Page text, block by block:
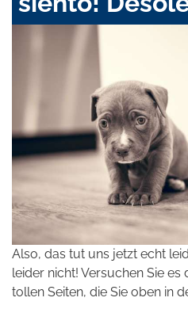
Also, das tut uns jetzt echt
leider nicht! Versuchen Sie
tollen Seiten, die Sie oben in